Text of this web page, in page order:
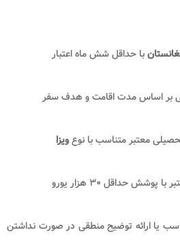
با حداقل شش ماه اعتبار
بر اساس مدت اقامت و هدف سفر
معتبر متناسب با نوعویزا
پوشش حداقل ۳۰ هزار یورو
یا ارائه توضیح منطقی در صورت نداشتن